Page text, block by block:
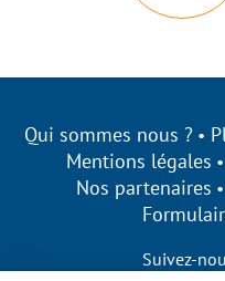
Qui sommes nous ?
Mentions légales
Nos partenaires
Suivez-